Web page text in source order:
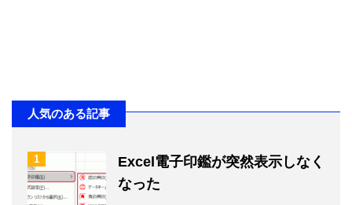
人気のある記事
1
Excel電子印鑑が突然表示しなく
なった